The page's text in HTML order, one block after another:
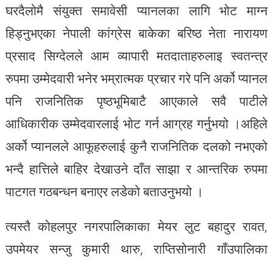
घरदैलोमै संयुक्त समावेसी प्यानलका लागि भोट माग्न
हिड्नुभएका नेपाली कांग्रेस बाकेका बरिष्ठ नेता नारायण
प्रसाद सिग्देलले आम व्यापारी मतदाताहरुलाइ स्वतन्त्र
रुपमा उम्मेदवारी भनेर भम्रात्मक प्रचार गरे पनि अर्को प्यानल
पनि राजनितिक पृष्ठभूमिबाटै आएकाले सवै पाटीले
आधिकारीक उम्मेदवारलाई भोट गर्न आग्रह गर्नुभयो ।अहिले
अर्को प्यानलले आफूहरुलाई कुनै राजनितिक दलको नभएको
भन्दै हात्तिले बाहिर देखाउने दाँत साझा र आन्तरिक रुपमा
पाटगत गठबन्धन बनाएर लडेको बताउनुभयो ।
त्यस्तै कोहलपुर नगरपालिकाका मेयर लुट बहादुर रावत,
उपमेयर सन्जु कुमारी थारु, राप्तिसोनारी गाँउपालिका